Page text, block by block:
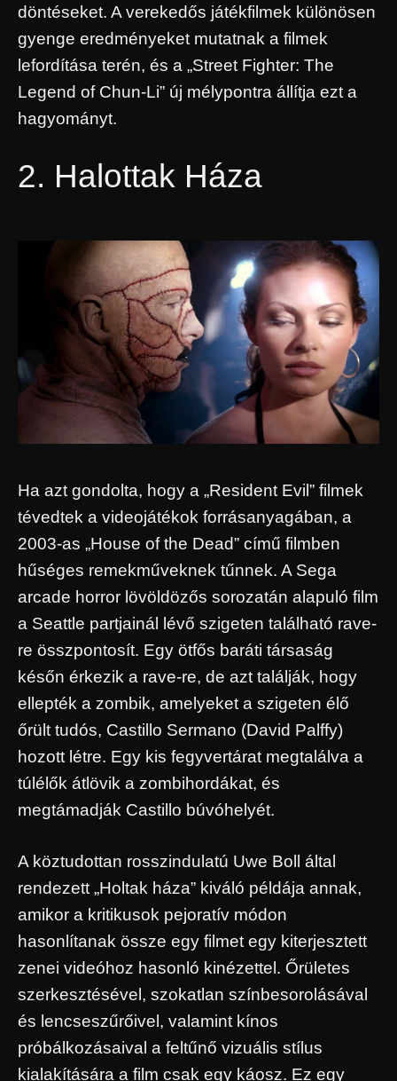
döntéseket. A verekedős játékfilmek különösen
gyenge eredményeket mutatnak a filmek
lefordítása terén, és a „Street Fighter: The
Legend of Chun-Li” új mélypontra állítja ezt a
hagyományt.
2. Halottak Háza
Ha azt gondolta, hogy a „Resident Evil” filmek
tévedtek a videojátékok forrásanyagában, a
2003-as „House of the Dead” című filmben
hűséges remekműveknek tűnnek. A Sega
arcade horror lövöldözős sorozatán alapuló film
a Seattle partjainál lévő szigeten található rave-
re összpontosít. Egy ötfős baráti társaság
későn érkezik a rave-re, de azt találják, hogy
ellepték a zombik, amelyeket a szigeten élő
őrült tudós, Castillo Sermano (David Palffy)
hozott létre. Egy kis fegyvertárat megtalálva a
túlélők átlövik a zombihordákat, és
megtámadják Castillo búvóhelyét.
A köztudottan rosszindulatú Uwe Boll által
rendezett „Holtak háza” kiváló példája annak,
amikor a kritikusok pejoratív módon
hasonlítanak össze egy filmet egy kiterjesztett
zenei videóhoz hasonló kinézettel. Őrületes
szerkesztésével, szokatlan színbesorolásával
és lencseszűrőivel, valamint kínos
próbálkozásaival a feltűnő vizuális stílus
kialakítására a film csak egy káosz. Ez egy